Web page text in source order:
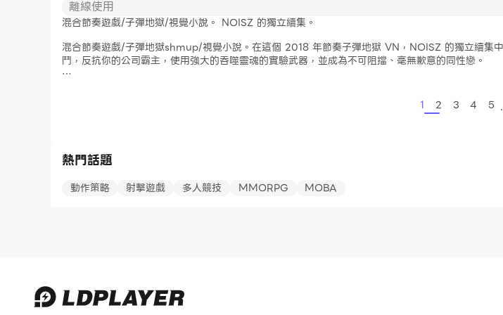
◇我推薦給這樣的人
+ 喜歡在空間中穿梭的人
+ 喜歡有氣氛的音樂的人
Official site @ http://tonesphere.com/
離線使用
混合節奏遊戲/子彈地獄/視覺小說。 NOISZ 的獨立續集。
混合節奏遊戲/子彈地獄shmup/視覺小說。在這個 2018 年節奏子彈地獄 VN，NOISZ 的獨立續集
鬥，反抗你的公司霸主，使用強大的吞噬靈魂的實驗武器，並成為不可阻擋、毫無歉意的同性戀。
• 節奏子彈地獄遊戲不同於您玩過的任何遊戲：在 2D 中自由移動以在擊打音符的同時躲避子彈
• 節奏遊戲中前所未有的深度角色定制選項
• 所有故事內容均可免費播放，附加功能和內容的預付費用——無扭蛋或隱藏費用
推特：https://twitter.com/noiszgame
1 2 3 4 5
熱門話題
動作策略 射擊遊戲 多人競技 MMORPG MOBA